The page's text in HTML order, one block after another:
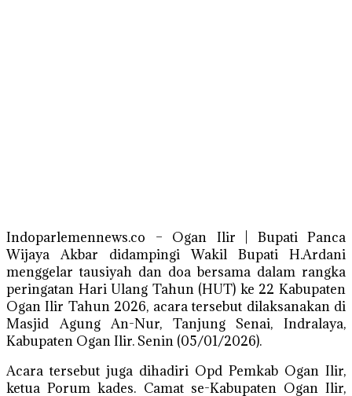
Indoparlemennews.co – Ogan Ilir | Bupati Panca
Wijaya Akbar didampingi Wakil Bupati H.Ardani
menggelar tausiyah dan doa bersama dalam rangka
peringatan Hari Ulang Tahun (HUT) ke 22 Kabupaten
Ogan Ilir Tahun 2026, acara tersebut dilaksanakan di
Masjid Agung An-Nur, Tanjung Senai, Indralaya,
Kabupaten Ogan Ilir. Senin (05/01/2026).
Acara tersebut juga dihadiri Opd Pemkab Ogan Ilir,
ketua Porum kades. Camat se-Kabupaten Ogan Ilir,